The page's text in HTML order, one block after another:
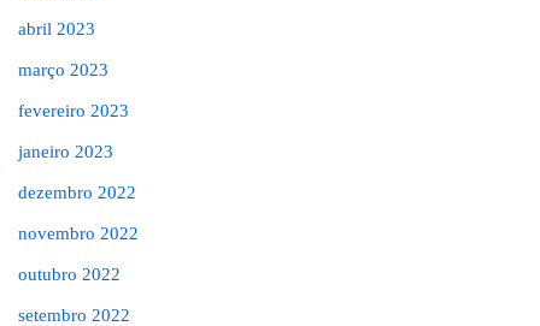
abril 2023
março 2023
fevereiro 2023
janeiro 2023
dezembro 2022
novembro 2022
outubro 2022
setembro 2022